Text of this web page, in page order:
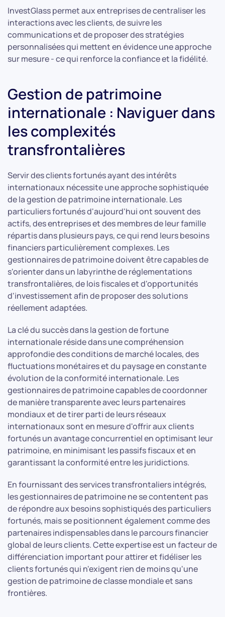
InvestGlass permet aux entreprises de centraliser les
interactions avec les clients, de suivre les
communications et de proposer des stratégies
personnalisées qui mettent en évidence une approche
sur mesure - ce qui renforce la confiance et la fidélité.
Gestion de patrimoine
internationale : Naviguer dans
les complexités
transfrontalières
Servir des clients fortunés ayant des intérêts
internationaux nécessite une approche sophistiquée
de la gestion de patrimoine internationale. Les
particuliers fortunés d'aujourd'hui ont souvent des
actifs, des entreprises et des membres de leur famille
répartis dans plusieurs pays, ce qui rend leurs besoins
financiers particulièrement complexes. Les
gestionnaires de patrimoine doivent être capables de
s'orienter dans un labyrinthe de réglementations
transfrontalières, de lois fiscales et d'opportunités
d'investissement afin de proposer des solutions
réellement adaptées.
La clé du succès dans la gestion de fortune
internationale réside dans une compréhension
approfondie des conditions de marché locales, des
fluctuations monétaires et du paysage en constante
évolution de la conformité internationale. Les
gestionnaires de patrimoine capables de coordonner
de manière transparente avec leurs partenaires
mondiaux et de tirer parti de leurs réseaux
internationaux sont en mesure d'offrir aux clients
fortunés un avantage concurrentiel en optimisant leur
patrimoine, en minimisant les passifs fiscaux et en
garantissant la conformité entre les juridictions.
En fournissant des services transfrontaliers intégrés,
les gestionnaires de patrimoine ne se contentent pas
de répondre aux besoins sophistiqués des particuliers
fortunés, mais se positionnent également comme des
partenaires indispensables dans le parcours financier
global de leurs clients. Cette expertise est un facteur de
différenciation important pour attirer et fidéliser les
clients fortunés qui n'exigent rien de moins qu'une
gestion de patrimoine de classe mondiale et sans
frontières.